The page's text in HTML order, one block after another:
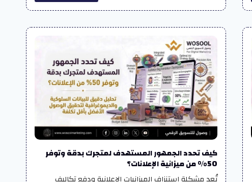
كيف تحدد الجمهور المستهدف لمتجرك بدقة وتوفر
50% من ميزانية الإعلانات؟